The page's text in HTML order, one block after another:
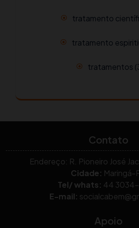
tratamento
tratamento
tratamentos
Contato
Endereço: R. Pioneiro José
Cidade: Maringá-
Tel/ whats: 44
E-mail:
Apoio